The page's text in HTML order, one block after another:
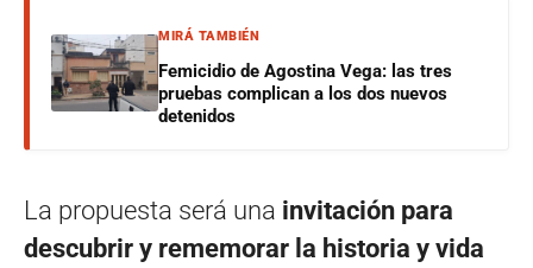
MIRÁ TAMBIÉN
Femicidio de Agostina Vega: las tres
pruebas complican a los dos nuevos
detenidos
La propuesta será una invitación para
descubrir y rememorar la historia y vida